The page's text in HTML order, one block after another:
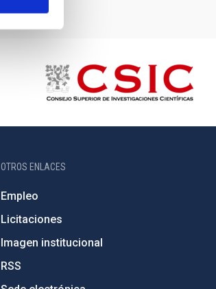
OTROS ENLACES
Empleo
Licitaciones
Imagen institucional
RSS